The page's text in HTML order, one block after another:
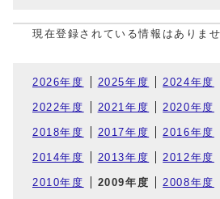
現在登録されている情報はありませ
2026年度 2025年度 2024年度
2022年度 2021年度 2020年度
2018年度 2017年度 2016年度
2014年度 2013年度 2012年度
2010年度 2009年度 2008年度